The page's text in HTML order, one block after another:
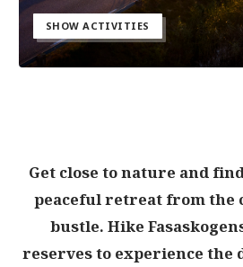
SHOW ACTIVITIES
Get close to nature and
peaceful retreat from the
bustle. Hike
reserves to experience the